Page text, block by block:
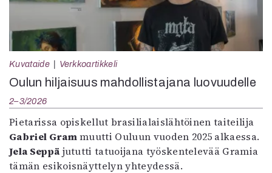
Kuvataide Verkkoartikkeli
Oulun hiljaisuus mahdollistajana luovuudelle
2–3/2026
Pietarissa opiskellut brasilialaislähtöinen taiteilija
Gabriel Grammuutti Ouluun vuoden 2025 alkaessa.
Jela Seppä jututti tatuoijana työskentelevää Gramia
tämän esikoisnäyttelyn yhteydessä.